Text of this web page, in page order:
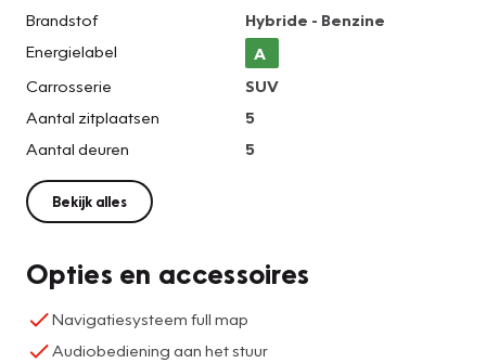
Brandstof
Hybride - Benzine
Energielabel
A
Carrosserie
SUV
Aantal zitplaatsen
5
Aantal deuren
5
Bekijk alles
Opties en accessoires
Navigatiesysteem full map
Audiobediening aan het stuur